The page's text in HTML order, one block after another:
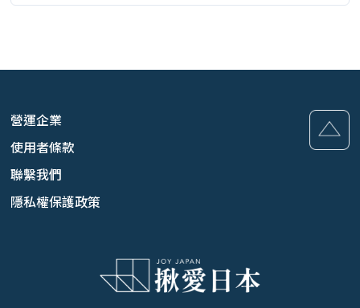
營運企業
使用者條款
聯繫我們
隱私權保護政策